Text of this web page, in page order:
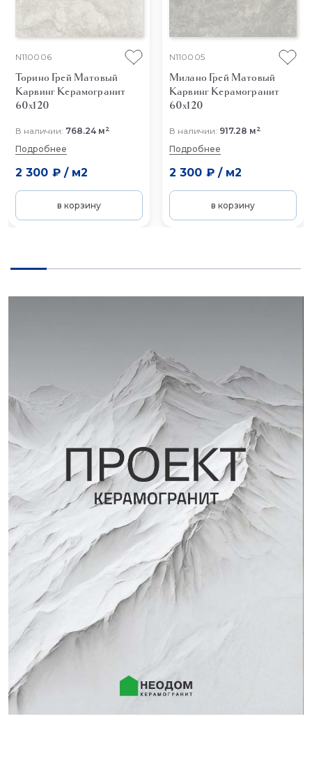
N110006
Торино Грей Матовый
Карвинг Керамогранит
60x120
В наличии: 768.24 м2
Подробнее
2 300 ₽/ м2
в корзину
N110005
Милано Грей Матовый
Карвинг Керамогранит
60x120
В наличии: 917.28 м2
Подробнее
2 300 ₽/ м2
в корзину